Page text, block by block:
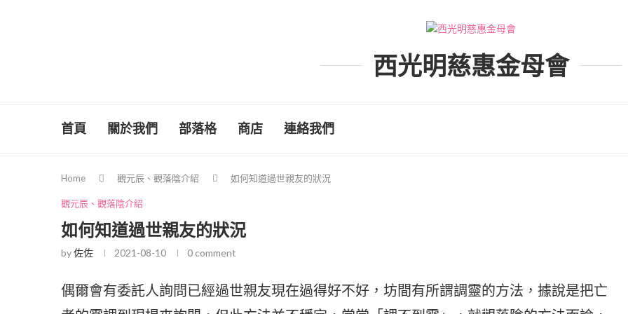
西光明慈惠金母會
首頁 關於我們 部落格 商店 連絡我們
Home 觀元辰、觀落陰介紹 如何知道過世親友的狀況
觀元辰、觀落陰介紹
如何知道過世親友的狀況
by佐佐 2021-08-10 0 comment
偶爾會有委託人詢問已經過世親友現在過得好不好，坊間有所謂調靈的方法，據說是把亡